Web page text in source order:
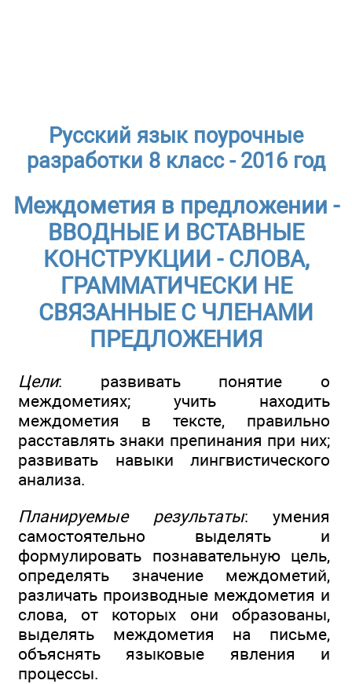
Русский язык поурочные
разработки 8 класс - 2016 год
Междометия в предложении -
ВВОДНЫЕ И ВСТАВНЫЕ
КОНСТРУКЦИИ - СЛОВА,
ГРАММАТИЧЕСКИ НЕ
СВЯЗАННЫЕ С ЧЛЕНАМИ
ПРЕДЛОЖЕНИЯ
Цели: развивать понятие о
междометиях; учить находить
междометия в тексте, правильно
расставлять знаки препинания при них;
развивать навыки лингвистического
анализа.
Планируемые результаты: умения
самостоятельно выделять и
формулировать познавательную цель,
определять значение междометий,
различать производные междометия и
слова, от которых они образованы,
выделять междометия на письме,
объяснять языковые явления и
процессы.